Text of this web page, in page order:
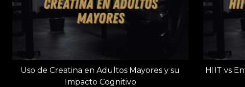
Uso de Creatina en Adultos Mayores y su
Impacto Cognitivo
HIIT vs